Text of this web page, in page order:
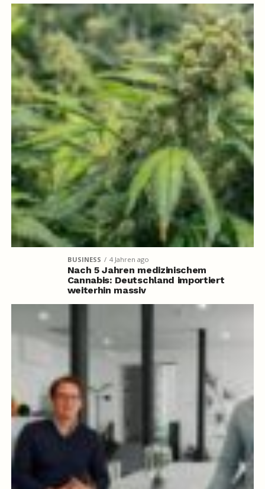
BUSINESS 4 Jahren ago
Nach 5 Jahren medizinischem
Cannabis: Deutschland importiert
weiterhin massiv